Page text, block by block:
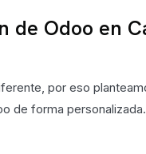
de Odoo en
por eso
de forma